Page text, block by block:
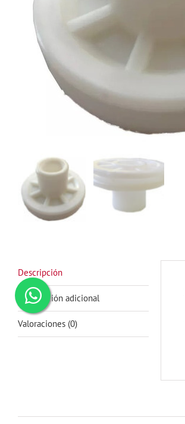
Descripción
Información adicional
Valoraciones (0)